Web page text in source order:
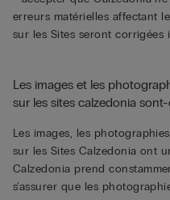
erreurs matérielles affectant
sur les Sites seront corrigées
Les images et les
sur les sites calzedonia
Les images, les
sur les Sites Calzedonia ont
Calzedonia prend
s'assurer que les